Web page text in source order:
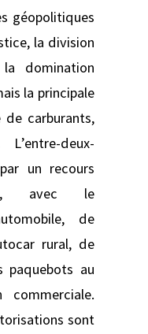
géopolitiques
la division
domination
la principale
carburants,
deux-
un recours
avec le
de
rural, de
paquebots au
sont